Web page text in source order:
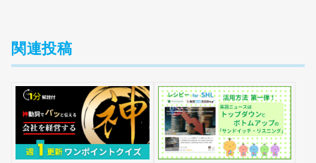
関連投稿